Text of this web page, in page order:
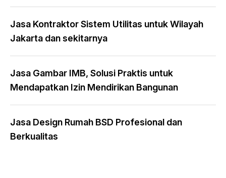
Jasa Kontraktor Sistem Utilitas untuk Wilayah
Jakarta dan sekitarnya
Jasa Gambar IMB, Solusi Praktis untuk
Mendapatkan Izin Mendirikan Bangunan
Jasa Design Rumah BSD Profesional dan
Berkualitas